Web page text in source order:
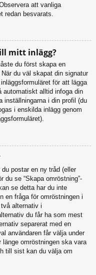
att vanliga
redan besvarats.
mitt inlägg?
du först skapa en
du väl skapat din signatur
för att lägga
automatiskt alltid infoga din
inställningarna i din profil (du
i enskilda inlägg genom
postar en ny tråd (eller
du se “Skapa omröstning”-
se detta har du inte
en fråga för omröstningen i
alternativ i
du får ha som mest
separerat med en
användaren får välja under
länge omröstningen ska vara
till sist kan du välja om